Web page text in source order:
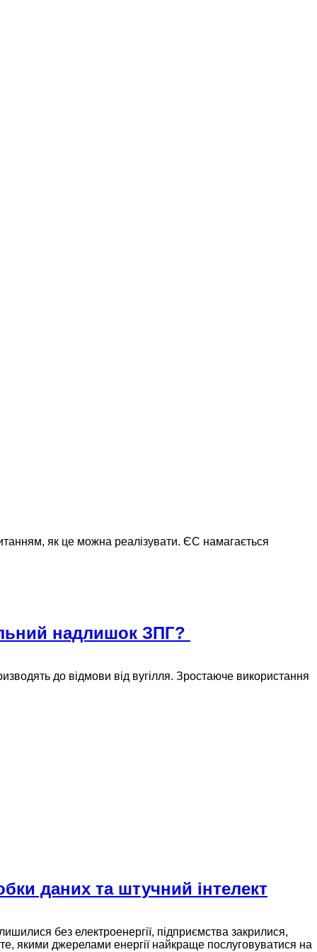
як це можна реалізувати. ЄС намагається
надлишок ЗПГ?
до відмови від вугілля. Зростаюче використання
даних та штучний інтелект
без електроенергії, підприємства закрилися,
якими джерелами енергії найкраще послуговуватися на